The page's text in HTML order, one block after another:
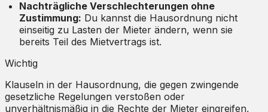
Nachträgliche Verschlechterungen ohne
Zustimmung: Du kannst die Hausordnung nicht
einseitig zu Lasten der Mieter ändern, wenn sie
bereits Teil des Mietvertrags ist.
Wichtig
Klauseln in der Hausordnung, die gegen zwingende
gesetzliche Regelungen verstoßen oder
unverhältnismäßig in die Rechte der Mieter eingreifen,